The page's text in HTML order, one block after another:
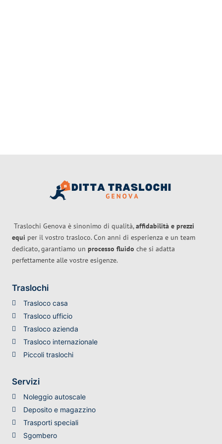
Traslochi Genova è sinonimo di qualità,affidabilità e prezzi
equi per il vostro trasloco. Con anni di esperienza e un team
dedicato, garantiamo un processo fluido che si adatta
perfettamente alle vostre esigenze.
Traslochi
Trasloco casa
Trasloco ufficio
Trasloco azienda
Trasloco internazionale
Piccoli traslochi
Servizi
Noleggio autoscale
Deposito e magazzino
Trasporti speciali
Sgombero